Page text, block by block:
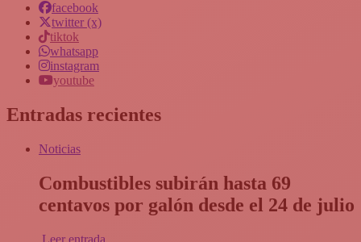
facebook
twitter (x)
tiktok
whatsapp
instagram
youtube
Entradas recientes
Noticias
Combustibles subirán hasta 69
centavos por galón desde el 24 de julio
Leer entrada